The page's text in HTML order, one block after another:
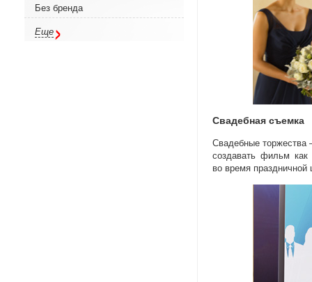
Без бренда
Еще
Свадебная съемка
Свадебные торжества
создавать фильм
во время праздничной